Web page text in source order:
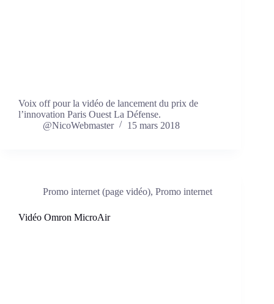
Voix off pour la vidéo de lancement du prix de
l’innovation Paris Ouest La Défense.
@NicoWebmaster
15 mars 2018
Promo internet (page vidéo), Promo internet
Vidéo Omron MicroAir